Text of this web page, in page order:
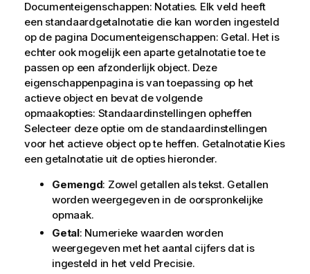
Documenteigenschappen: Notaties. Elk veld heeft
een standaardgetalnotatie die kan worden ingesteld
op de pagina Documenteigenschappen: Getal. Het is
echter ook mogelijk een aparte getalnotatie toe te
passen op een afzonderlijk object. Deze
eigenschappenpagina is van toepassing op het
actieve object en bevat de volgende
opmaakopties: Standaardinstellingen opheffen
Selecteer deze optie om de standaardinstellingen
voor het actieve object op te heffen. Getalnotatie Kies
een getalnotatie uit de opties hieronder.
Gemengd: Zowel getallen als tekst. Getallen
worden weergegeven in de oorspronkelijke
opmaak.
Getal: Numerieke waarden worden
weergegeven met het aantal cijfers dat is
ingesteld in het veld Precisie.